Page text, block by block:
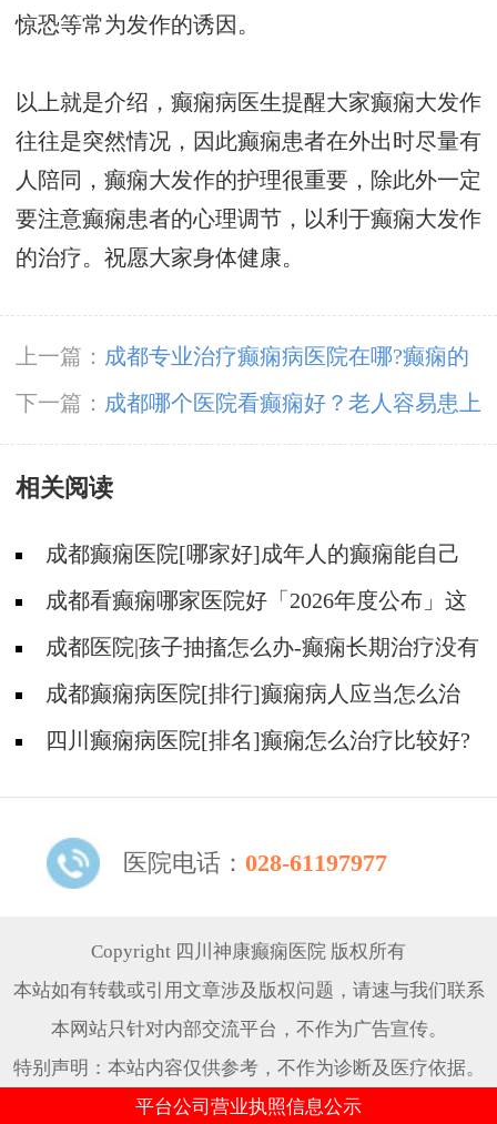
惊恐等常为发作的诱因。
以上就是介绍，癫痫病医生提醒大家癫痫大发作
往往是突然情况，因此癫痫患者在外出时尽量有
人陪同，癫痫大发作的护理很重要，除此外一定
要注意癫痫患者的心理调节，以利于癫痫大发作
的治疗。祝愿大家身体健康。
上一篇： 成都专业治疗癫痫病医院在哪?癫痫的
前期表现。
下一篇： 成都哪个医院看癫痫好？老人容易患上
癫痫的原因
相关阅读
成都癫痫医院[哪家好]成年人的癫痫能自己
恢复吗?
成都看癫痫哪家医院好「2026年度公布」这
些行为能有效减少癫痫带来的智力损伤
成都医院|孩子抽搐怎么办-癫痫长期治疗没有
效果怎么办?
成都癫痫病医院[排行]癫痫病人应当怎么治
疗? 四川癫痫病医院[排名]癫痫怎么治疗比较好?
医院电话： 028-61197977
Copyright 四川神康癫痫医院 版权所有
本站如有转载或引用文章涉及版权问题，请速与我们联系
本网站只针对内部交流平台，不作为广告宣传。
特别声明：本站内容仅供参考，不作为诊断及医疗依据。
平台公司营业执照信息公示